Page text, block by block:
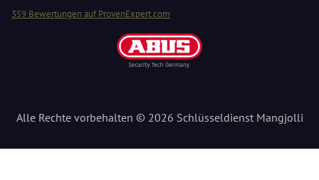
Schlüsseldienst Mangjolli
359 Bewertungen auf ProvenExpert.com
Alle Rechte vorbehalten © 2026 Schlüsseldienst Mangjolli